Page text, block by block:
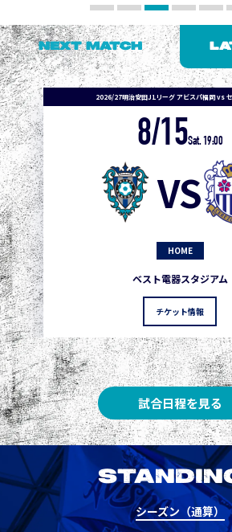
NEXT MATCH
2026/27明治安田J1リーグ アビスパ福岡 vs
8/15Sat. 19:00
VS
HOME
ベスト電器スタジアム
チケット情報
試合日程を見る
シーズン（通算）
1 3
2 3 1
3
3 Ｇ大阪 3 1
5 柏 3 1
5 Ｃ大阪 3 1
3 1
7 神戸 3 1